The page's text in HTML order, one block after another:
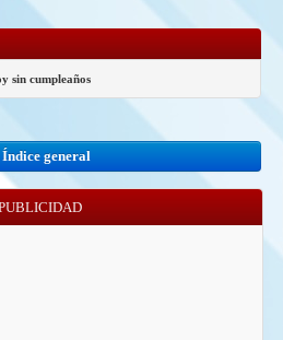
sin cumpleaños
Índice general